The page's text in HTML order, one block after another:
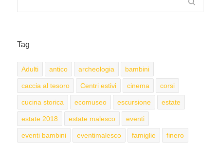
Tag
Adulti antico archeologia bambini
caccia al tesoro Centri estivi cinema corsi
cucina storica ecomuseo escursione estate
estate 2018 estate malesco eventi
eventi bambini eventimalesco famiglie finero